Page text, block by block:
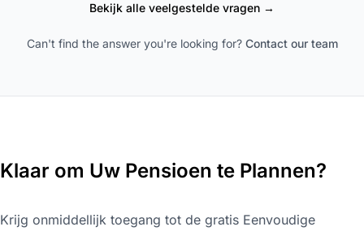
Bekijk alle veelgestelde vragen →
Can't find the answer you're looking for? Contact our team
Klaar om Uw Pensioen te Plannen?
Krijg onmiddellijk toegang tot de gratis Eenvoudige